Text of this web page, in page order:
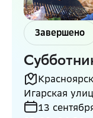
Завершено
Красноярск
Игарская
13